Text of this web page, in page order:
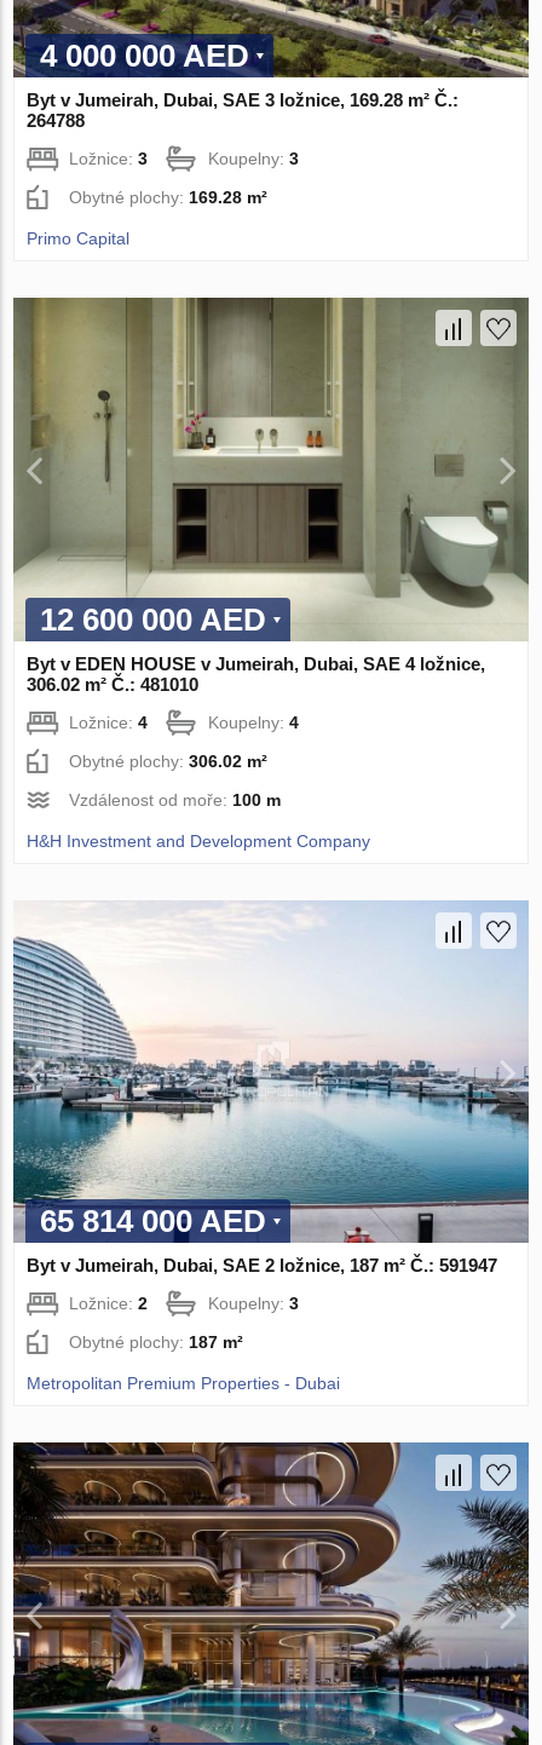
4 000 000 AED
Byt v Jumeirah, Dubai, SAE 3 ložnice, 169.28 m² Č.:
264788
Ložnice:3 Koupelny:3
Obytné plochy: 169.28 m²
Primo Capital
12 600 000 AED
Byt v EDEN HOUSE v Jumeirah, Dubai, SAE 4 ložnice,
306.02 m² Č.: 481010
Ložnice:4 Koupelny:4
Obytné plochy:306.02 m²
Vzdálenost od moře: 100 m
H&H Investment and Development Company
65 814 000 AED
Byt v Jumeirah, Dubai, SAE 2 ložnice, 187 m² Č.: 591947
Ložnice:2 Koupelny:3
Obytné plochy:187 m²
Metropolitan Premium Properties - Dubai